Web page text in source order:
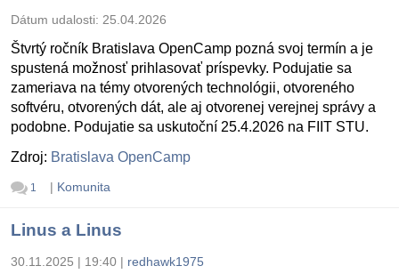
Dátum udalosti: 25.04.2026
Štvrtý ročník Bratislava OpenCamp pozná svoj termín a je
spustená možnosť prihlasovať príspevky. Podujatie sa
zameriava na témy otvorených technológii, otvoreného
softvéru, otvorených dát, ale aj otvorenej verejnej správy a
podobne. Podujatie sa uskutoční 25.4.2026 na FIIT STU.
Zdroj: Bratislava OpenCamp
1 | Komunita
Linus a Linus
30.11.2025 | 19:40 | redhawk1975